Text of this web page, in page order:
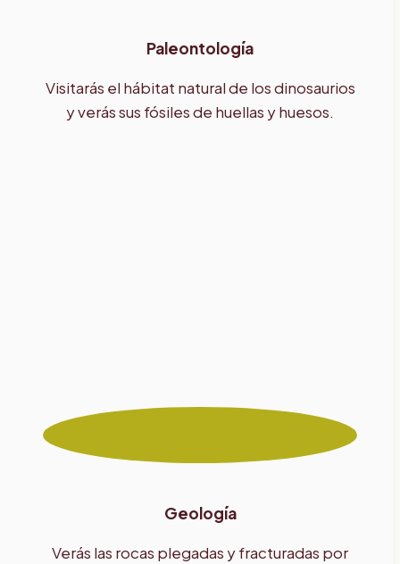
Paleontología
Visitarás el hábitat natural de los dinosaurios
y verás sus fósiles de huellas y huesos.
Geología
Verás las rocas plegadas y fracturadas por